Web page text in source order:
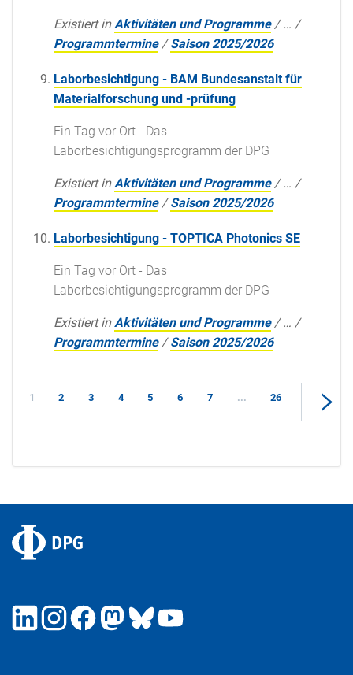
Existiert in Aktivitäten und Programme /… /
Programmtermine /Saison 2025/2026
Laborbesichtigung - BAM Bundesanstalt für
Materialforschung und -prüfung
Ein Tag vor Ort - Das
Laborbesichtigungsprogramm der DPG
Existiert in Aktivitäten und Programme /… /
Programmtermine /Saison 2025/2026
Laborbesichtigung - TOPTICA Photonics SE
Ein Tag vor Ort - Das
Laborbesichtigungsprogramm der DPG
Existiert in Aktivitäten und Programme /… /
Programmtermine /Saison 2025/2026
1 2 3 4 5 6 7 ... 26